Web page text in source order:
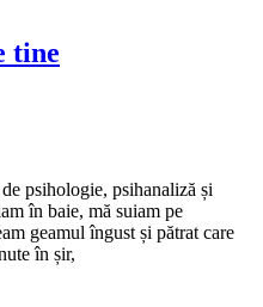
tine
psihologie, psihanaliză și
în baie, mă suiam pe
geamul îngust și pătrat care
în șir,